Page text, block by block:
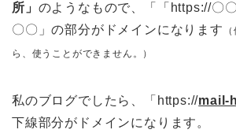
所」 のようなもので、「「https://〇
〇〇」の部分がドメインになります
ら、使うことができません。）
私のブログでしたら、「https://mail-
下線部分がドメインになります。